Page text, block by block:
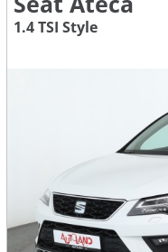
1.4 TSI Style